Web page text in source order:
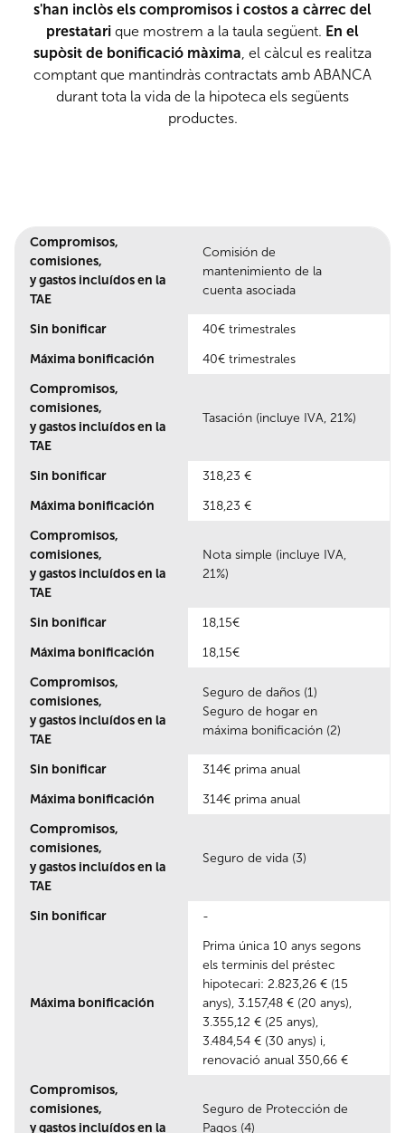
s'han inclòs els compromisos i costos a càrrec del
prestatari que mostrem a la taula següent. En el
supòsit de bonificació màxima, el càlcul es realitza
comptant que mantindràs contractats amb ABANCA
durant tota la vida de la hipoteca els següents
productes.
Compromisos,
comisiones,
y gastos incluídos en la
TAE
Comisión de
mantenimiento de la
cuenta asociada
Sin bonificar
40€ trimestrales
Máxima bonificación
40€ trimestrales
Compromisos,
comisiones,
y gastos incluídos en la
TAE
Tasación (incluye IVA, 21%)
Sin bonificar
318,23 €
Máxima bonificación
318,23 €
Compromisos,
comisiones,
y gastos incluídos en la
TAE
Nota simple (incluye IVA,
21%)
Sin bonificar
18,15€
Máxima bonificación
18,15€
Compromisos,
comisiones,
y gastos incluídos en la
TAE
Seguro de daños (1)
Seguro de hogar en
máxima bonificación (2)
Sin bonificar
314€ prima anual
Máxima bonificación
314€ prima anual
Compromisos,
comisiones,
y gastos incluídos en la
TAE
Seguro de vida (3)
Sin bonificar -
Máxima bonificación
Prima única 10 anys segons
els terminis del préstec
hipotecari: 2.823,26 € (15
anys), 3.157,48 € (20 anys),
3.355,12 € (25 anys),
3.484,54 € (30 anys) i,
renovació anual 350,66 €
Compromisos,
comisiones,
y gastos incluídos en la
Seguro de Protección de
Pagos (4)